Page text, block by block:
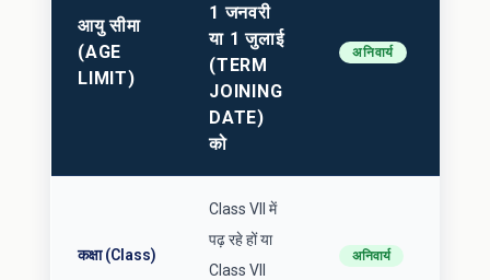
आयु सीमा
(AGE
LIMIT)
1 जनवरी
या 1 जुलाई
(TERM
JOINING
DATE)
को
अनिवार्य
कक्षा (Class)
Class VII में
पढ़ रहे हों या
Class VII
अनिवार्य